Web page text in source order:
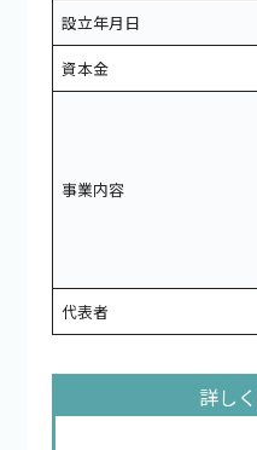
設立年月日
資本金
事業内容
代表者